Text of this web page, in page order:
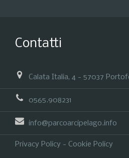
Contatti
Calata Italia, 4 - 57037
0565.908231
info@parcoarcipelago.info
Privacy Policy - Cookie Policy